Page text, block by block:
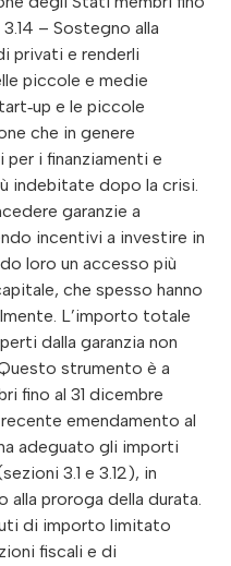
– Sostegno alla
privati e renderli
piccole e medie
e le piccole
che in genere
i finanziamenti e
indebitate dopo la crisi.
garanzie a
incentivi a investire in
loro un accesso più
che spesso hanno
L’importo totale
dalla garanzia non
strumento è a
fino al 31 dicembre
emendamento al
adeguato gli importi
3.1 e 3.12), in
alla proroga della durata.
di importo limitato
fiscali e di